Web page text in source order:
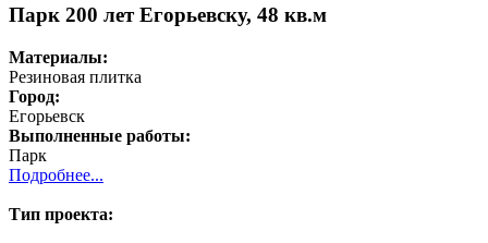
Парк 200 лет Егорьевску, 48 кв.м
Материалы:
Резиновая плитка
Город:
Егорьевск
Выполненные работы:
Парк
Подробнее...
Тип проекта: